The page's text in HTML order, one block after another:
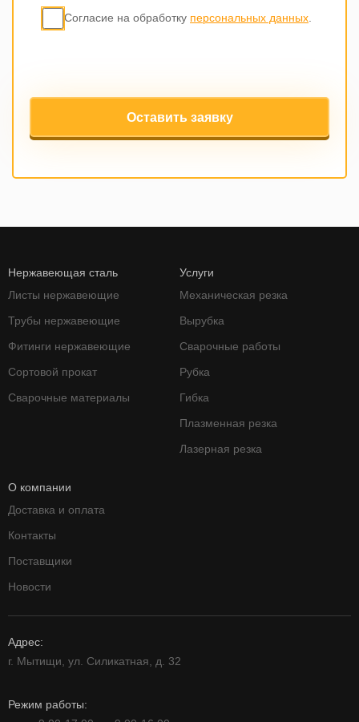
Согласие на обработку персональных данных.
Оставить заявку
Нержавеющая сталь
Листы нержавеющие
Трубы нержавеющие
Фитинги нержавеющие
Сортовой прокат
Сварочные материалы
Услуги
Механическая резка
Вырубка
Сварочные работы
Рубка
Гибка
Плазменная резка
Лазерная резка
О компании
Доставка и оплата
Контакты
Поставщики
Новости
Адрес:
г. Мытищи, ул. Силикатная, д. 32
Режим работы: